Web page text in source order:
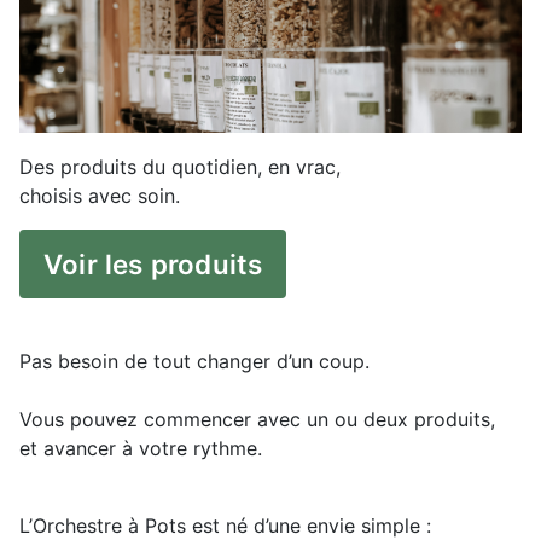
Des produits du quotidien, en vrac,
choisis avec soin.
Voir les produits
Pas besoin de tout changer d’un coup.
Vous pouvez commencer avec un ou deux produits,
et avancer à votre rythme.
L’Orchestre à Pots est né d’une envie simple :